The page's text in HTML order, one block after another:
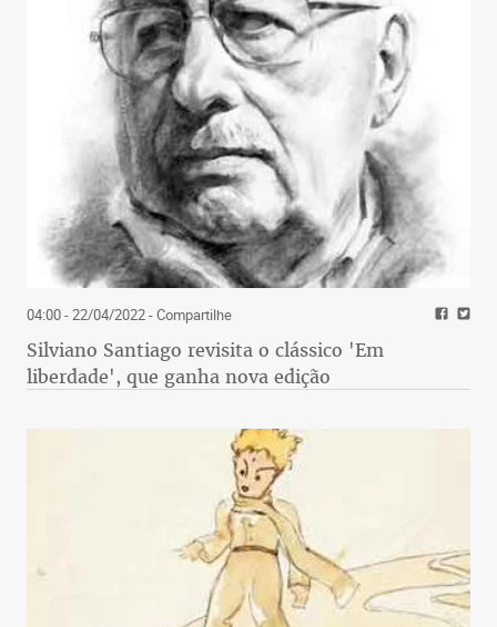
04:00 - 22/04/2022- Compartilhe
Silviano Santiago revisita o clássico 'Em
liberdade', que ganha nova edição